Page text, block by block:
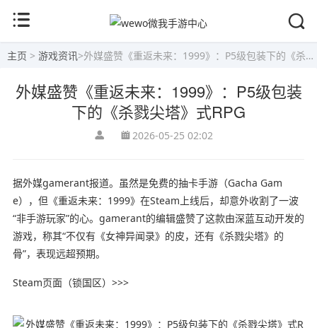
主页 > 游戏资讯>外媒盛赞《重返未来：1999》：P5级包装下的《杀戮尖塔》式RPG
外媒盛赞《重返未来：1999》：P5级包装
下的《杀戮尖塔》式RPG
2026-05-25 02:02
据外媒gamerant报道。虽然是免费的抽卡手游（Gacha Gam
e），但《重返未来：1999》在Steam上线后，却意外收割了一波
“非手游玩家”的心。gamerant的编辑盛赞了这款由深蓝互动开发的
游戏，称其“不仅有《女神异闻录》的皮，还有《杀戮尖塔》的
骨”，表现远超预期。
Steam页面（锁国区）>>>